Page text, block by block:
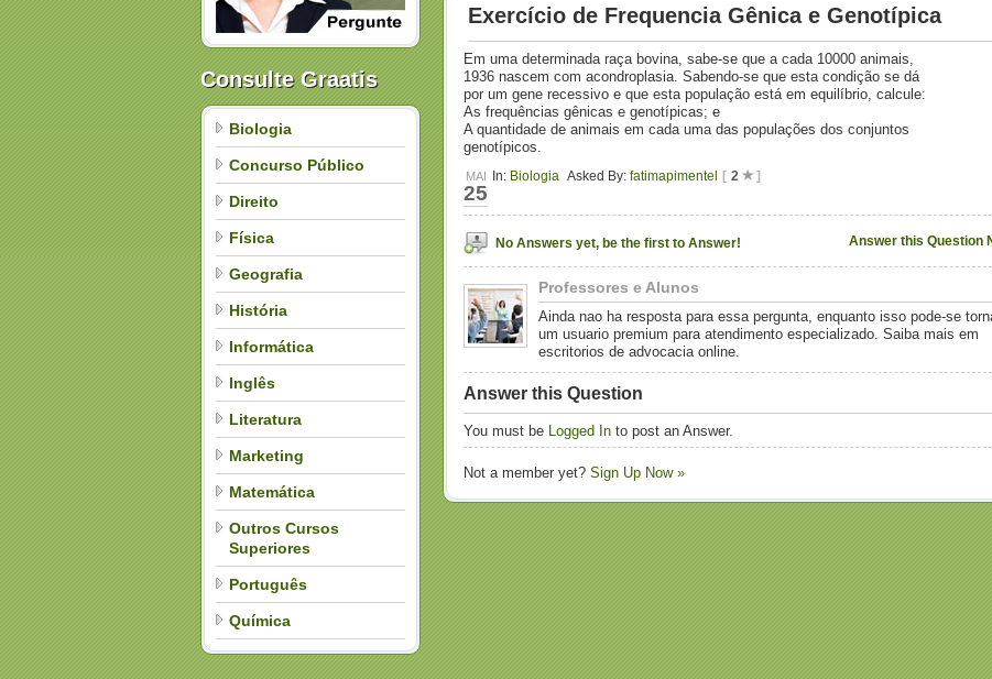
Consulte Graatis
Biologia
Concurso Público
Direito
Física
Geografia
História
Informática
Inglês
Literatura
Marketing
Matemática
Outros Cursos
Superiores
Português
Química
Exercício de Frequencia Gênica e Genotípica
Em uma determinada raça bovina, sabe-se que a cada 10000 animais,
1936 nascem com acondroplasia. Sabendo-se que esta condição se dá
por um gene recessivo e que esta população está em equilíbrio, calcule:
As frequências gênicas e genotípicas; e
A quantidade de animais em cada uma das populações dos conjuntos
genotípicos.
In: Biologia Asked By: fatimapimentel [ 2 ]
MAI
25
Answer this Question
No Answers yet, be the first to Answer!
Professores e Alunos
Ainda nao ha resposta para essa pergunta, enquanto isso pode-se
um usuario premium para atendimento especializado. Saiba mais em
escritorios de advocacia online.
Answer this Question
You must be Logged In to post an Answer.
Not a member yet? Sign Up Now »